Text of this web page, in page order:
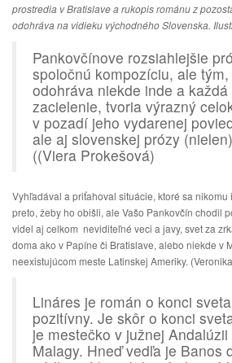
prostredia v Bratislave a rukopis románu z
odohráva na vidieku východného Slovenska.
Pankovčínove rozsiahlejšie
spoločnú kompozíciu, ale
odohráva niekde inde a každá
zacielenie, tvoria výrazný
v pozadí jeho vydarenej
ale aj slovenskej prózy
((Viera Prokešová)
Vyhľadával a priťahoval situácie, ktoré sa nikomu
preto, žeby ho obišli, ale Vašo Pankovčín chodil
videl aj celkom neviditeľné veci a javy, svet za
doma ako v Papíne či Bratislave, alebo niekde v
neexistujúcom meste Latinskej Ameriky.
Lináres je román o konci
pozitívny. Je skôr o konci
je mestečko v južnej
Malagy. Hneď vedľa je Banos